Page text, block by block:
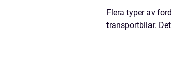
Flera typer av
transportbilar.